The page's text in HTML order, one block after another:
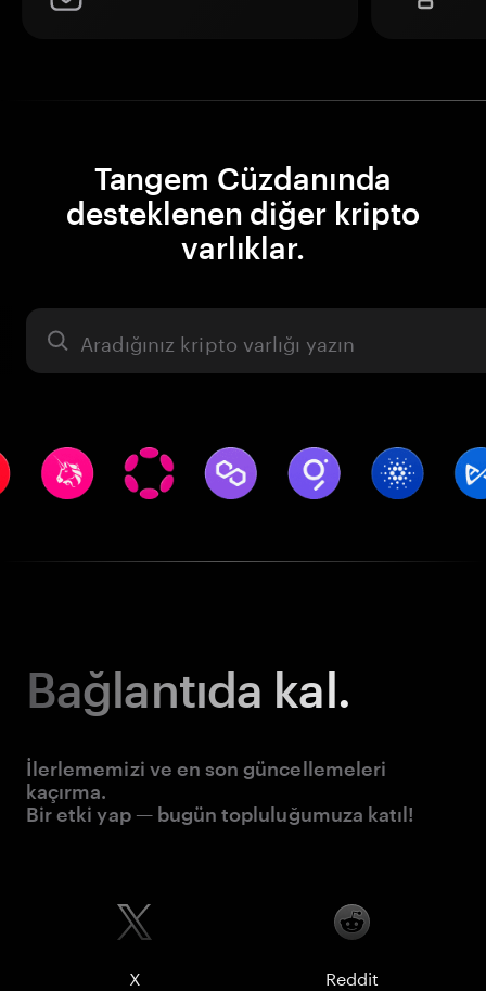
Tangem Cüzdanında
desteklenen diğer kripto
varlıklar.
Varlık
Bağlantıda kal.
İlerlememizi ve en son güncellemeleri
kaçırma.
Bir etki yap — bugün topluluğumuza katıl!
X Reddit